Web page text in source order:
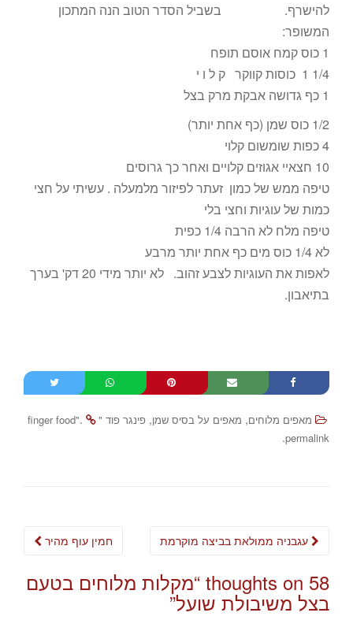
להישרף. בשביל הסדר הטוב הנה המתכון
המשופר:
1 כוס קמח אוסם תופח
1/4 1 כוסות קווקר ק ל ו י
1 כף גדושה אבקת מרק בצל
1/2 כוס שמן (כף אחת יותר)
4 כפות שומשום קלוי
10 חצאיי אגוזים קלויים ואחר כך גרוסים
טיפה ממש של כמון זעתר לפיזור מלמעלה . עשיתי על חצי
כמות של עוגיות וחצי בלי
טיפה מלח לא הרבה 1/4 כפית
לא 1/4 כוס מים כף אחת יותר מרבע
לאפות את העוגיות לצבע זהוב. לא יותר מידי 20 דק' בערך
בתיאבון.
מאפים מלוחים, מאפים על בסיס שמן, פינגר פוד "finger food" .
permalink
.
Post
חמין עוף מהיר
58 thoughts on “ מקלות מלוחים בטעם
בצל משיבולת שועל”